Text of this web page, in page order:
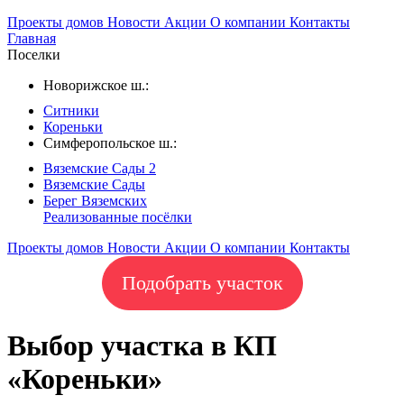
Проекты домов Новости Акции О компании Контакты
Главная
Поселки
Новорижское ш.:
Ситники
Кореньки
Симферопольское ш.:
Вяземские Сады 2
Вяземские Сады
Берег Вяземскиx
Реализованные посёлки
Проекты домов Новости Акции О компании Контакты
Подобрать участок
Выбор участка в КП
«Кореньки»